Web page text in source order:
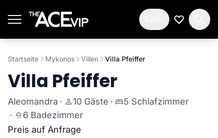
Meine
Startseite Mykonos Villen Villa Pfeiffer
Villa Pfeiffer
Aleomandra · 10 Gäste ·
5 Schlafzimmer
·
6 Badezimmer
Preis auf Anfrage